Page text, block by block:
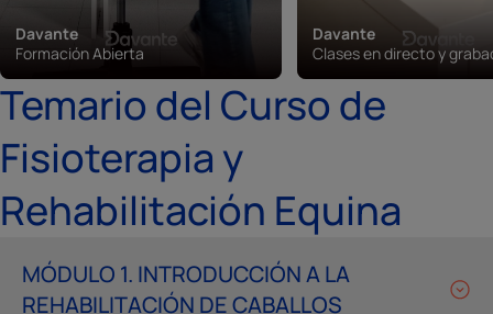
Davante
Formación Abierta
Davante
Clases en directo y
Temario del Curso de
Fisioterapia y
Rehabilitación Equina
MÓDULO 1. INTRODUCCIÓN A LA
REHABILITACIÓN DE CABALLOS